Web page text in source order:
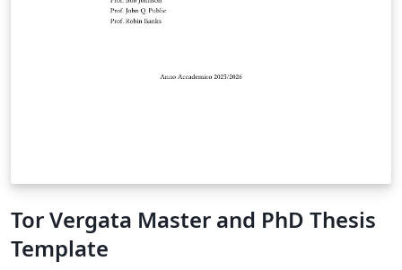
Tor Vergata Master and PhD Thesis
Template